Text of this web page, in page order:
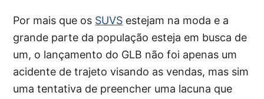
Por mais que os SUVS estejam na moda e a
grande parte da população esteja em busca de
um, o lançamento do GLB não foi apenas um
acidente de trajeto visando as vendas, mas sim
uma tentativa de preencher uma lacuna que